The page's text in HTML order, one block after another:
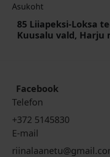
Asukoht
85 Liiapeksi-Loksa
Kuusalu vald, Harju
Facebook
Telefon
+372 5145830
E-mail